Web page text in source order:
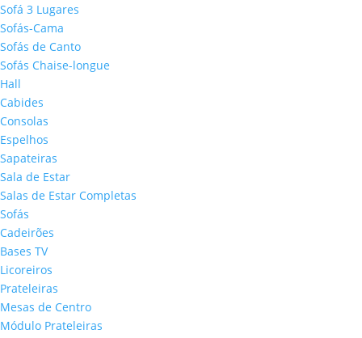
Sofá 3 Lugares
Sofás-Cama
Sofás de Canto
Sofás Chaise-longue
Hall
Cabides
Consolas
Espelhos
Sapateiras
Sala de Estar
Salas de Estar Completas
Sofás
Cadeirões
Bases TV
Licoreiros
Prateleiras
Mesas de Centro
Módulo Prateleiras